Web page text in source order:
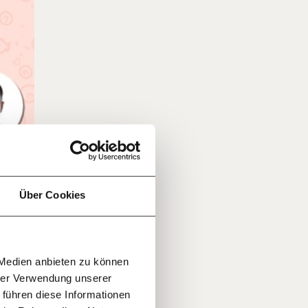
Über Cookies
anbieten zu können
Verwendung unserer
diese Informationen
die
100€ €